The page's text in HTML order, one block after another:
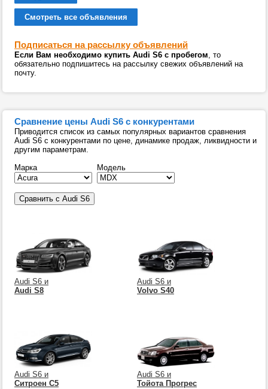
Смотреть все объявления
Подписаться на рассылку объявлений
Если Вам необходимо купить Audi S6 с пробегом, то
обязательно подпишитесь на рассылку свежих объявлений на
почту.
Сравнение цены Audi S6 с конкурентами
Приводится список из самых популярных вариантов сравнения
Audi S6 с конкурентами по цене, динамике продаж, ликвидности и
другим параметрам.
Марка
Модель
Audi S6 и
Audi S8
Audi S6 и
Volvo S40
Audi S6 и
Ситроен С5
Audi S6 и
Тойота Прогрес